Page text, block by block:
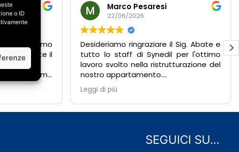
o ID
abbiamo
il
abbiamo
rifacimento
oltre a
e
Marco Pesaresi
22/06/2026
Desideriamo ringraziare il Sig. Abate e
tutto lo staff di Synedil per l'ottimo
lavoro svolto nella ristrutturazione del
nostro appartamento.
Fin dal primo sopralluogo abbiamo
potuto apprezzare la professionalità,
competenza e disponibilità
dimostrate da tutto il team.
Abate è stato costantemente
presente, seguendo ogni fase con
Leggi di più
SEGUICI SU…